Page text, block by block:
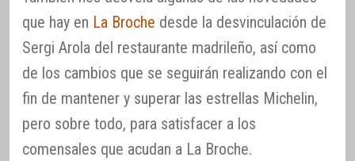
que hay en La Broche desde la desvinculación de
Sergi Arola del restaurante madrileño, así como
de los cambios que se seguirán realizando con el
fin de mantener y superar las estrellas Michelin,
pero sobre todo, para satisfacer a los
comensales que acudan a La Broche.